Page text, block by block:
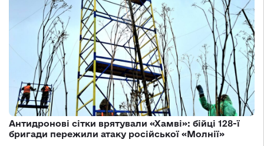
Антидронові сітки врятували «Хамві»: бійці 128-ї
бригади пережили атаку російської «Молнії»